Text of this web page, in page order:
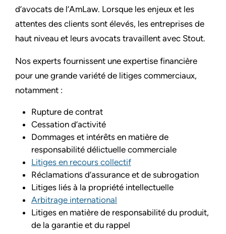
d’avocats de l’AmLaw. Lorsque les enjeux et les
attentes des clients sont élevés, les entreprises de
haut niveau et leurs avocats travaillent avec Stout.
Nos experts fournissent une expertise financière
pour une grande variété de litiges commerciaux,
notamment :
Rupture de contrat
Cessation d’activité
Dommages et intérêts en matière de
responsabilité délictuelle commerciale
Litiges en recours collectif
Réclamations d’assurance et de subrogation
Litiges liés à la propriété intellectuelle
Arbitrage international
Litiges en matière de responsabilité du produit,
de la garantie et du rappel